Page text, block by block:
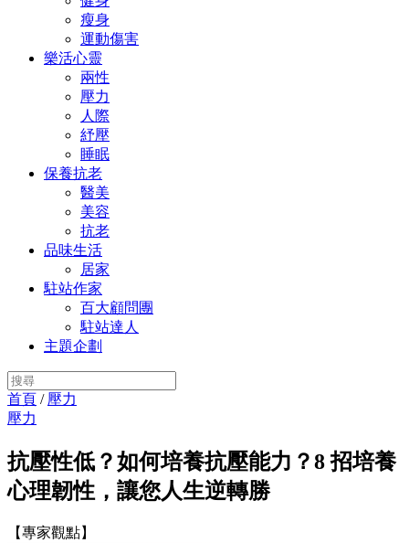
瘦身
運動傷害
樂活心靈
兩性
壓力
人際
紓壓
睡眠
保養抗老
醫美
美容
抗老
品味生活
居家
駐站作家
百大顧問團
駐站達人
主題企劃
首頁 / 壓力
壓力
抗壓性低？如何培養抗壓能力？8 招培養
心理韌性，讓您人生逆轉勝
【專家觀點】